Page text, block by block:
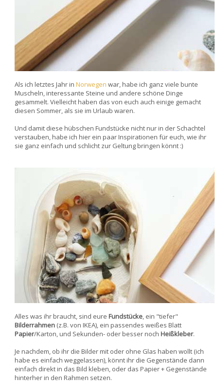
Als ich letztes Jahr in Norwegen war, habe ich ganz viele bunte
Muscheln, interessante Steine und andere schöne Dinge
gesammelt. Vielleicht haben das von euch auch einige gemacht
diesen Sommer, als sie im Urlaub waren.
Und damit diese hübschen Fundstücke nicht nur in der Schachtel
verstauben, habe ich hier ein paar Inspirationen für euch, wie ihr
sie ganz einfach und schlicht zur Geltung bringen könnt :)
Alles was ihr braucht, sind eure Fundstücke, ein "tiefer"
Bilderrahmen (z.B. von IKEA), ein passendes weißes Blatt
Papier/Karton, und Sekunden- oder besser noch Heißkleber.
Je nachdem, ob ihr die Bilder mit oder ohne Glas haben wollt (ich
habe es einfach weggelassen), könnt ihr die Gegenstände dann
einfach direkt in das Bild kleben, oder das Papier + Gegenstände
hinterher in den Rahmen setzen.